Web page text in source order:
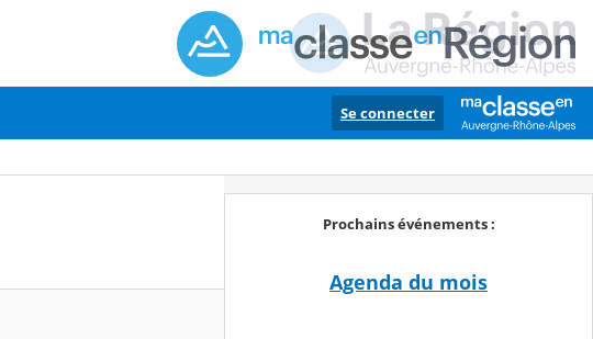
Se connecter
Prochains événements :
Agenda du mois